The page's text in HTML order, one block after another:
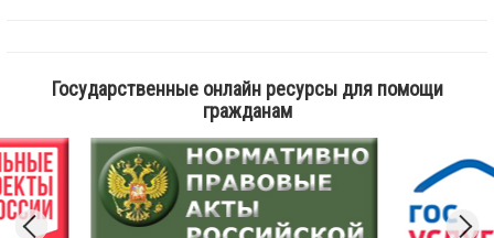
Государственные онлайн ресурсы для помощи
гражданам